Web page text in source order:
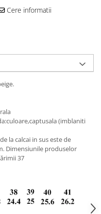
Cere informatii
(imblaniti
la calcai in sus este de
Dimensiunile produselor
37